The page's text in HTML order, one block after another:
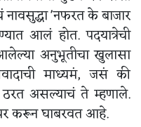
नावसुद्धा 'नफरत के बाजार
आलं होत. पदयात्रेची
आलेल्या अनुभूतीचा खुलासा
माध्यमं, जसं की
असल्याचं ते म्हणाले.
करून घाबरवत आहे.